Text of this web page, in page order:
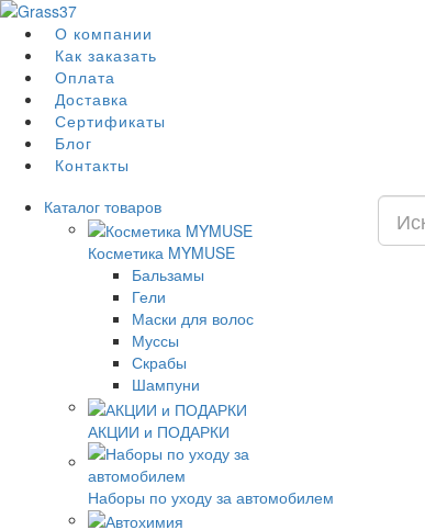
О компании
Как заказать
Оплата
Доставка
Сертификаты
Блог
Контакты
Каталог товаров
Косметика MYMUSE
Бальзамы
Гели
Маски для волос
Муссы
Скрабы
Шампуни
АКЦИИ и ПОДАРКИ
Наборы по уходу за автомобилем